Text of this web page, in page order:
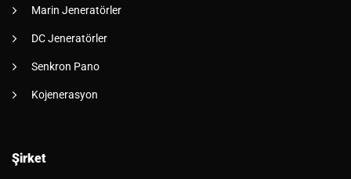
Marin Jeneratörler
DC Jeneratörler
Senkron Pano
Kojenerasyon
Şirket